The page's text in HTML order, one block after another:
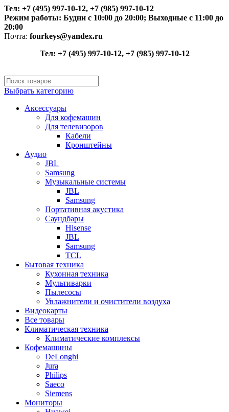
Тел: +7 (495) 997-10-12, +7 (985) 997-10-12
Режим работы: Будни с 10:00 до 20:00; Выходные с 11:00 до
20:00
Почта: fourkeys@yandex.ru
Тел: +7 (495) 997-10-12, +7 (985) 997-10-12
Выбрать категорию
Аксессуары
Для кофемашин
Для телевизоров
Кабели
Кронштейны
Аудио
JBL
Samsung
Музыкальные системы
JBL
Samsung
Портативная акустика
Саундбары
Hisense
JBL
Samsung
TCL
Бытовая техника
Кухонная техника
Мультиварки
Пылесосы
Увлажнители и очистители воздуха
Видеокарты
Все товары
Климатическая техника
Климатические комплексы
Кофемашины
DeLonghi
Jura
Philips
Saeco
Siemens
Мониторы